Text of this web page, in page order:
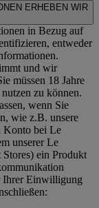
ERHEBEN WIR
in Bezug auf
entweder
und wir
müssen 18 Jahre
zu können.
wenn Sie
wie z.B. unsere
Konto bei Le
unserer Le
ein Produkt
Ihrer Einwilligung